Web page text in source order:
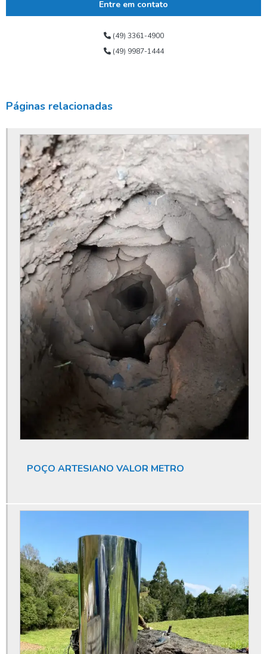
Bomba submersa alta vazão
Bomba submersa para poço artesiano
Bomba submersa para poço profundo
Bomba submersa valor
Bomba submersível para poço
Conserto de bomba submersa
Conserto de poço
Conserto de poço artesiano
Construção de poço artesiano
Construção de poços
Construção de poços tubulares
Consultoria e licenciamento ambiental
Custo de perfuração de poço artesiano
Dispensa de outorga de água
Dispensa de outorga de poço
Dispensa de outorga poço artesiano
Empresa especializada em licenciamento ambiental
Empresa especializada em limpeza de poço artesiano
Empresa que fura poço artesiano
Empresas de manutenção de poços artesianos
Empresas especializada em limpeza de poços
Entre em contato
(49) 3361-4900
(49) 9987-1444
Páginas relacionadas
POÇO ARTESIANO VALOR METRO